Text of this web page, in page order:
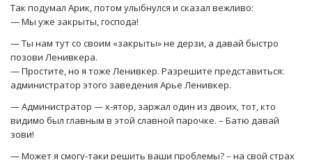
Так подумал Арик, потом улыбнулся и сказал вежливо:
— Мы уже закрыты, господа!
— Ты нам тут со своим «закрыты» не дерзи, а давай быстро
позови Ленивкера.
— Простите, но я тоже Ленивкер. Разрешите представиться:
администратор этого заведения Арье Ленивкер.
— Администратор — х-ятор, заржал один из двоих, тот, кто
видимо был главным в этой славной парочке. – Батю давай
зови!
— Может я смогу-таки решить ваши проблемы? – на свой страх